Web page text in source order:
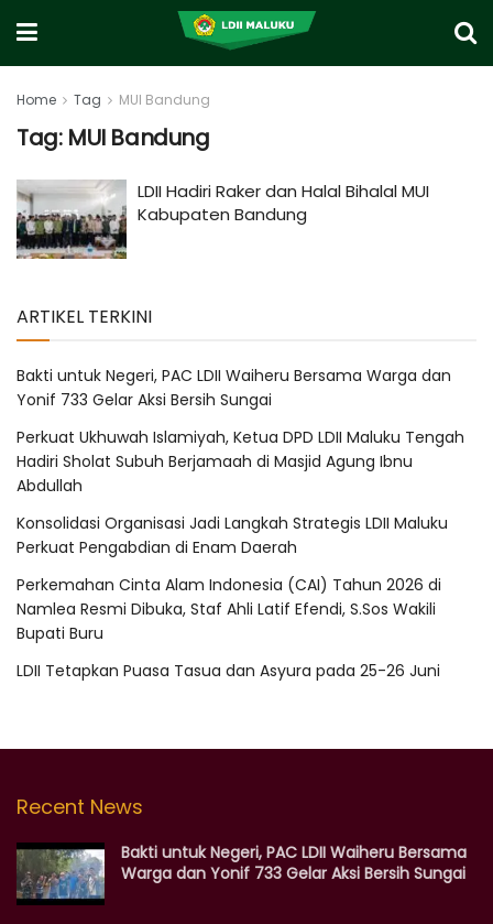
Home Tag MUI Bandung
Tag: MUI Bandung
LDII Hadiri Raker dan Halal Bihalal MUI
Kabupaten Bandung
ARTIKEL TERKINI
Bakti untuk Negeri, PAC LDII Waiheru Bersama Warga dan
Yonif 733 Gelar Aksi Bersih Sungai
Perkuat Ukhuwah Islamiyah, Ketua DPD LDII Maluku Tengah
Hadiri Sholat Subuh Berjamaah di Masjid Agung Ibnu
Abdullah
Konsolidasi Organisasi Jadi Langkah Strategis LDII Maluku
Perkuat Pengabdian di Enam Daerah
Perkemahan Cinta Alam Indonesia (CAI) Tahun 2026 di
Namlea Resmi Dibuka, Staf Ahli Latif Efendi, S.Sos Wakili
Bupati Buru
LDII Tetapkan Puasa Tasua dan Asyura pada 25-26 Juni
Recent News
Bakti untuk Negeri, PAC LDII Waiheru Bersama
Warga dan Yonif 733 Gelar Aksi Bersih Sungai